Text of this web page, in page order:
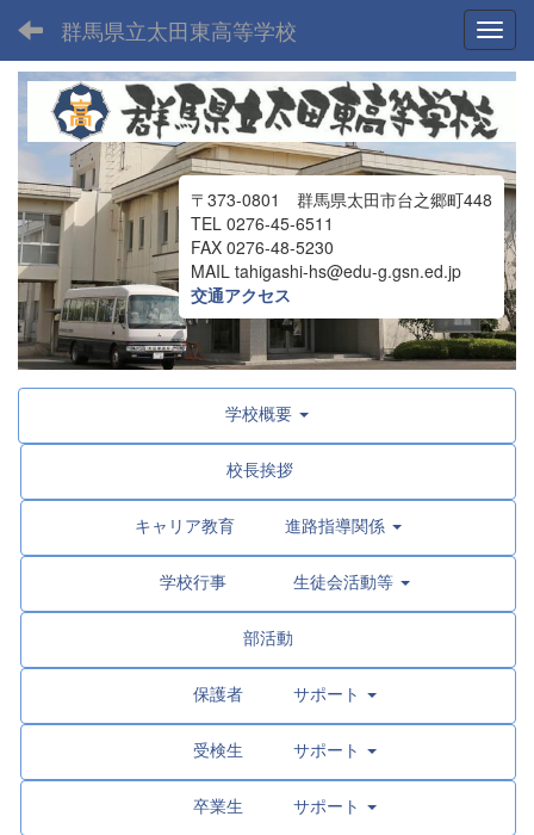
群馬県立太田東高等学校
〒373-0801 群馬県太田市台之郷町448
TEL 0276-45-6511
FAX 0276-48-5230
MAIL tahigashi-hs@edu-g.gsn.ed.jp
交通アクセス
学校概要
校長挨拶
キャリア教育 進路指導関係
学校行事 生徒会活動等
部活動
保護者 サポート
受検生 サポート
卒業生 サポート